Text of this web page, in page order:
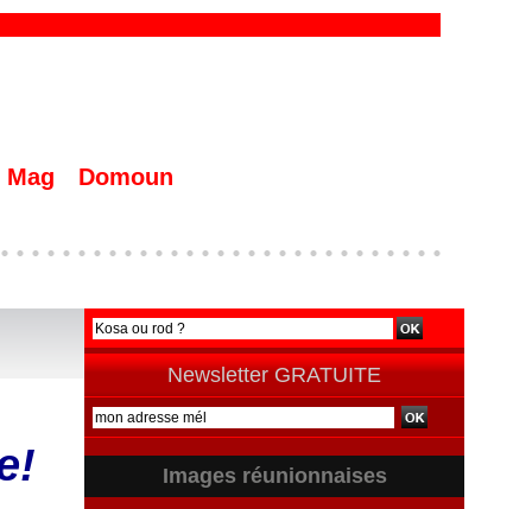
Mag Domoun
Newsletter GRATUITE
Images réunionnaises